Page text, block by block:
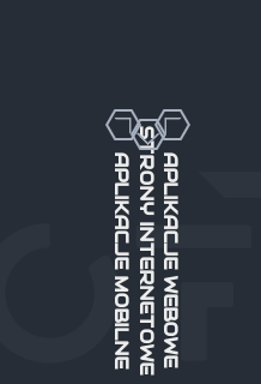
APLIKACJE MOBILNESTRONY INTERNETOWEAPLIKACJE WEBOWE